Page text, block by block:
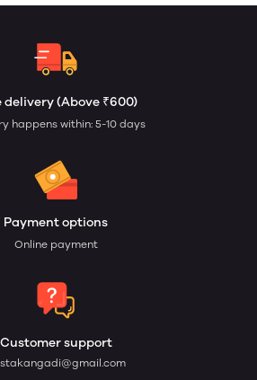
delivery (Above ₹600)
happens within: 5-10 days
Payment options
Online payment
Customer support